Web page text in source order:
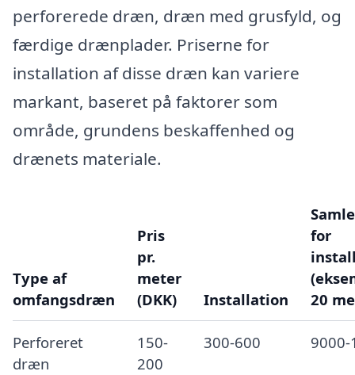
perforerede dræn, dræn med grusfyld, og
færdige drænplader. Priserne for
installation af disse dræn kan variere
markant, baseret på faktorer som
område, grundens beskaffenhed og
drænets materiale.
Type af
omfangsdræn
Pris
pr.
meter
(DKK)
Installation
for
20
Perforeret
dræn
150-
200
300-600